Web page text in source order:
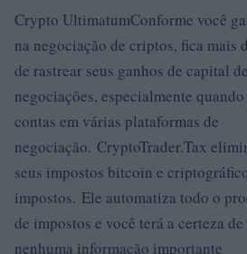
Crypto UltimatumConforme você
na negociação de criptos, fica mais
de rastrear seus ganhos de capital
negociações, especialmente
contas em várias plataformas de
negociação. CryptoTrader.Tax
seus impostos bitcoin e
impostos. Ele automatiza todo o
de impostos e você terá a certeza
nenhuma informação importante